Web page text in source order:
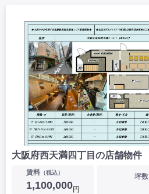
大阪府西天満四丁目の店舗物件
賃料 （税込）
1,100,000円
坪数